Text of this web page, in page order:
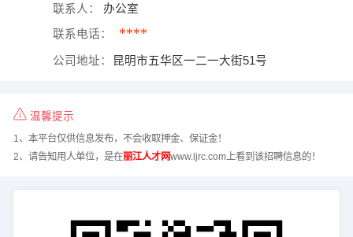
联系人： 办公室
联系电话： ****
公司地址： 昆明市五华区一二一大街51号
温馨提示
1、本平台仅供信息发布，不会收取押金、保证金！
2、请告知用人单位，是在丽江人才网www.ljrc.com上看到该招聘信息的！